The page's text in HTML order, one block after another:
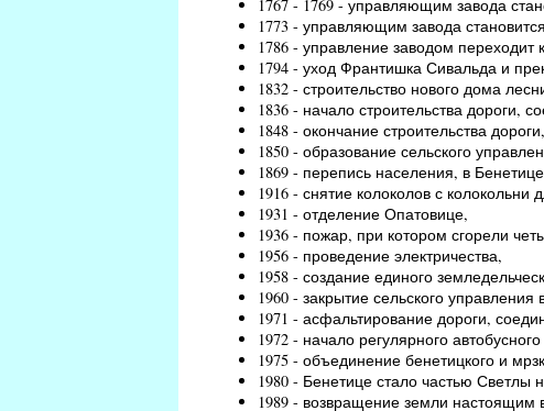
1767 - 1769 - управляющим завода
1773 - управляющим завода
1786 - управление заводом
1794 - уход Франтишка Сивальда и
1832 - строительство нового дома
1836 - начало строительства дороги,
1848 - окончание строительства дороги,
1850 - образование сельского
1869 - перепись населения, в
1916 - снятие колоколов с колокольни
1931 - отделение Опатовице,
1936 - пожар, при котором сгорели
1956 - проведение электричества,
1958 - создание единого
1960 - закрытие сельского
1971 - асфальтирование дороги,
1972 - начало регулярного
1975 - объединение бенетицкого и
1980 - Бенетице стало частью Светлы
1989 - возвращение земли настоящим